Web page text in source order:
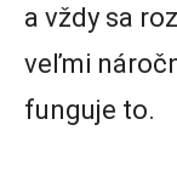
a vždy sa
veľmi
funguje to.